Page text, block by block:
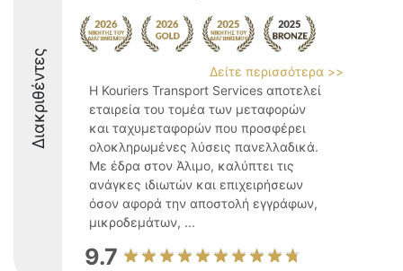
Διακριθέντες
Δείτε περισσότερα >>
Η Kouriers Transport Services αποτελεί
εταιρεία του τομέα των μεταφορών
και ταχυμεταφορών που προσφέρει
ολοκληρωμένες λύσεις πανελλαδικά.
Με έδρα στον Άλιμο, καλύπτει τις
ανάγκες ιδιωτών και επιχειρήσεων
όσον αφορά την αποστολή εγγράφων,
μικροδεμάτων, ...
9.7